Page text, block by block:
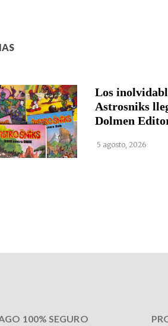
Los
Astrosniks
Dolmen
5 agosto, 2026
100% SEGURO